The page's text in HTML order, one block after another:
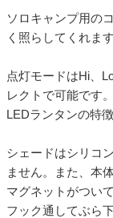
ソロキャンプ用の
く照らしてくれます
点灯モードはHi、
レクトで可能です
LEDランタンの特徴
シェードはシリコ
ません。また、本
マグネットがつい
フック通してぶら